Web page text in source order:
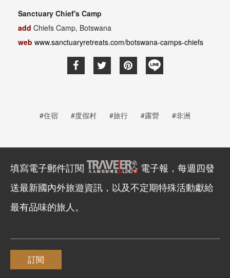
Sanctuary Chief's Camp
add Chiefs Camp, Botswana
web www.sanctuaryretreats.com/botswana-camps-chiefs
#住宿 #度假村 #旅行 #露營 #非洲
填寫電子郵件訂閱
電子報，每週四發
送最新國內外旅遊資訊，以及不定期特殊活動獻給
最有品味的旅人。
訂閱